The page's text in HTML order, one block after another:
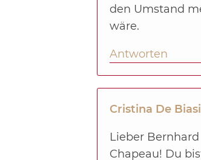
den Umstand
wäre.
Antworten
Cristina De
Lieber Bernhard
Chapeau! Du